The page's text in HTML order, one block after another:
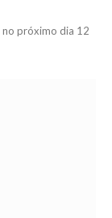
no próximo dia 12